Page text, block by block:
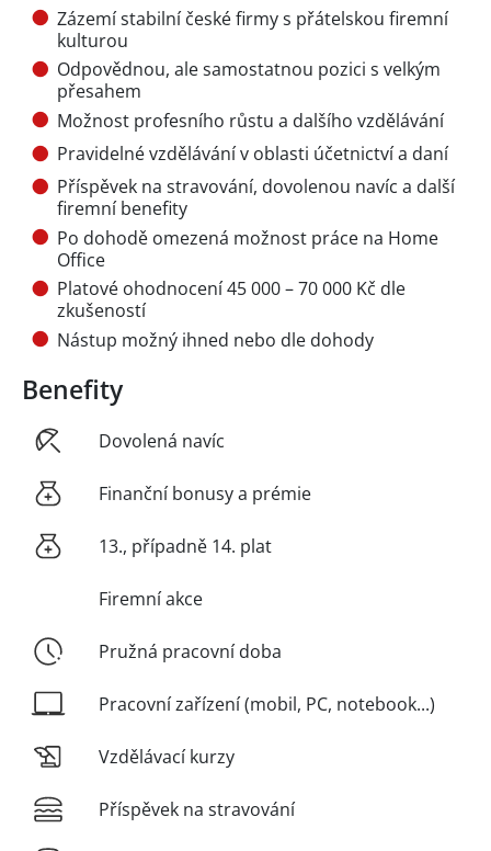
Zázemí stabilní české firmy s přátelskou firemní
kulturou
Odpovědnou, ale samostatnou pozici s velkým
přesahem
Možnost profesního růstu a dalšího vzdělávání
Pravidelné vzdělávání v oblasti účetnictví a daní
Příspěvek na stravování, dovolenou navíc a další
firemní benefity
Po dohodě omezená možnost práce na Home
Office
Platové ohodnocení 45 000 – 70 000 Kč dle
zkušeností
Nástup možný ihned nebo dle dohody
Benefity
Dovolená navíc
Finanční bonusy a prémie
13., případně 14. plat
Firemní akce
Pružná pracovní doba
Pracovní zařízení (mobil, PC, notebook...)
Vzdělávací kurzy
Příspěvek na stravování